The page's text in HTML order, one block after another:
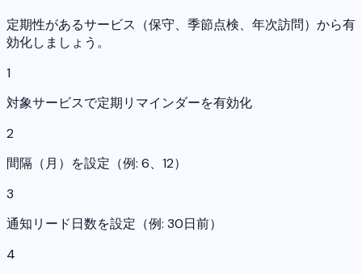
定期性があるサービス（保守、季節点検、年次訪問）から有
効化しましょう。
1
対象サービスで定期リマインダーを有効化
2
間隔（月）を設定（例: 6、12）
3
通知リード日数を設定（例: 30日前）
4